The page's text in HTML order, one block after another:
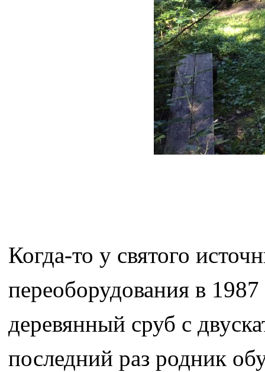
Когда-то у святого
переоборудования в
деревянный сруб с
последний раз родник